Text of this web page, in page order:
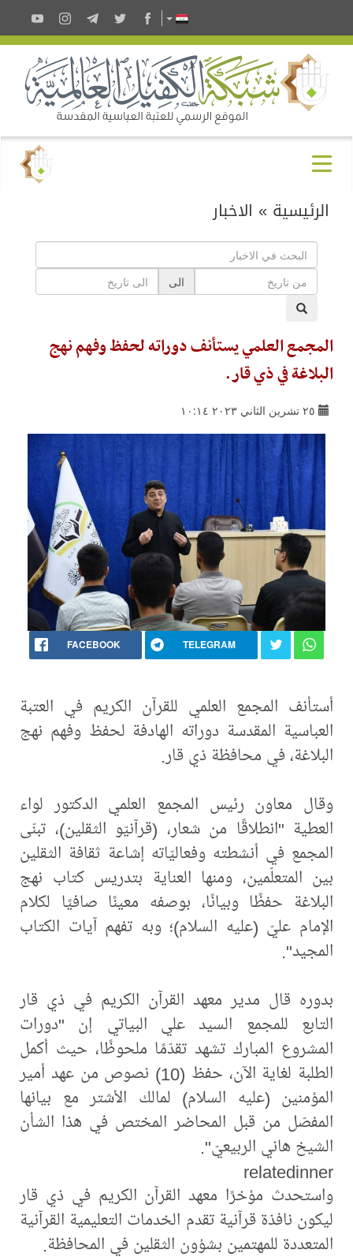
الرئيسية » الاخبار
الى
المجمع العلمي يستأنف دوراته لحفظ وفهم نهج
البلاغة في ذي قار.
٢٥ تشرين الثاني ٢٠٢٣ ١٠:١٤
FACEBOOK TELEGRAM
أستأنف المجمع العلمي للقرآن الكريم في العتبة
العباسية المقدسة دوراته الهادفة لحفظ وفهم نهج
البلاغة، في محافظة ذي قار.
وقال معاون رئيس المجمع العلمي الدكتور لواء
العطية "انطلاقًا من شعار، (قرآنيّو الثقلين)، تبنّى
المجمع في أنشطته وفعاليّاته إشاعة ثقافة الثقلين
بين المتعلّمين، ومنها العناية بتدريس كتاب نهج
البلاغة حفظًا وبيانًا، بوصفه معينًا صافيًا لكلام
الإمام عليّ (عليه السلام)؛ وبه تفهم آيات الكتاب
المجيد".
بدوره قال مدير معهد القرآن الكريم في ذي قار
التابع للمجمع السيد علي البياتي إن "دورات
المشروع المبارك تشهد تقدّمًا ملحوظًا، حيث أكمل
الطلبة لغاية الآن، حفظ (10) نصوص من عهد أمير
المؤمنين (عليه السلام) لمالك الأشتر مع بيانها
المفصّل من قبل المحاضر المختص في هذا الشأن
الشيخ هاني الربيعيّ".
relatedinner
واستحدث مؤخرًا معهد القرآن الكريم في ذي قار
ليكون نافذة قرآنية تقدم الخدمات التعليمية القرآنية
المتعددة للمهتمين بشؤون الثقلين في المحافظة.